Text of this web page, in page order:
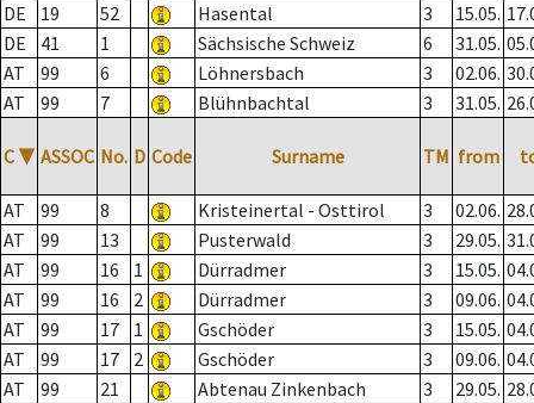
DE
19 52 Hasental 3 15.05.
DE
41 1 Sächsische Schweiz 6 31.05.
AT
99 6 Löhnersbach 3 02.06.
AT
99 7 Blühnbachtal 3 31.05.
C ▼ ASSOC No. D Code Surname TM from
AT 99 8 Kristeinertal - Osttirol 3 02.06.
AT
99 13 Pusterwald 3 29.05.
AT
99 16 1 Dürradmer 3 15.05.
AT
99 16 2 Dürradmer 3 09.06.
AT
99 17 1 Gschöder 3 15.05.
AT
99 17 2 Gschöder 3 09.06.
AT
99 21 Abtenau Zinkenbach 3 29.05.